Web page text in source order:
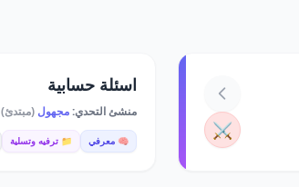
⚔️
اسئلة حسابية
منشئ التحدي:مجهول (مبتدئ)
🧠 معرفي 📁 ترفيه وتسلية